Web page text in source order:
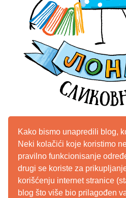
Kako bismo unapredili blog,
Neki kolačići koje koristimo
pravilno funkcionisanje
drugi se koriste za
korišćenju internet stranice
blog što više bio prilagođen